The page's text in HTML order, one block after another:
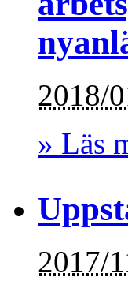
2018/
» Läs
2017/